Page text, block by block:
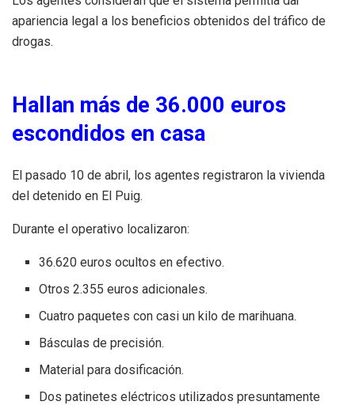
apariencia legal a los beneficios obtenidos del tráfico de
drogas.
Hallan más de 36.000 euros
escondidos en casa
El pasado 10 de abril, los agentes registraron la vivienda
del detenido en El Puig.
Durante el operativo localizaron:
36.620 euros ocultos en efectivo.
Otros 2.355 euros adicionales.
Cuatro paquetes con casi un kilo de marihuana.
Básculas de precisión.
Material para dosificación.
Dos patinetes eléctricos utilizados presuntamente